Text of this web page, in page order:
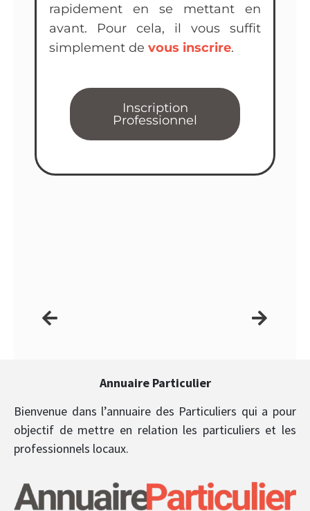
rapidement en se mettant en
avant. Pour cela, il vous suffit
simplement de vous inscrire.
Inscription
Professionnel
Annuaire Particulier
Bienvenue dans l’annuaire des Particuliers qui a pour
objectif de mettre en relation les particuliers et les
professionnels locaux.